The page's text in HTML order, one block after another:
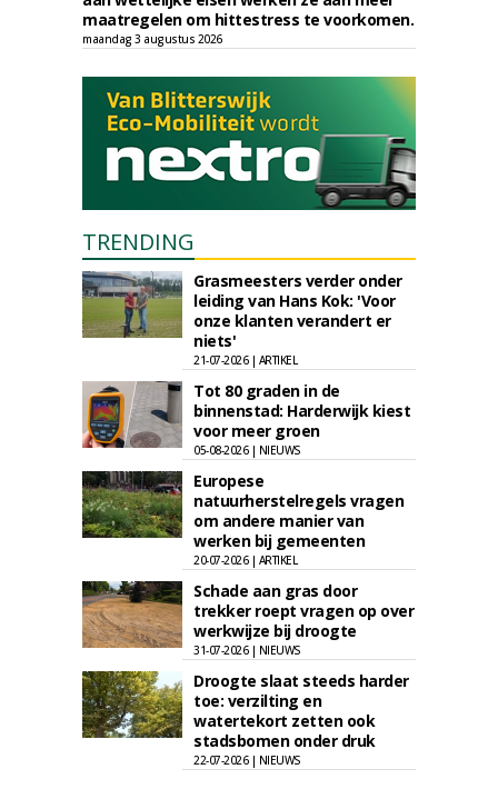
maatregelen om hittestress te voorkomen.
maandag 3 augustus 2026
TRENDING
Grasmeesters verder onder
leiding van Hans Kok: 'Voor
onze klanten verandert er
niets'
21-07-2026 | ARTIKEL
Tot 80 graden in de
binnenstad: Harderwijk kiest
voor meer groen
05-08-2026 | NIEUWS
Europese
natuurherstelregels vragen
om andere manier van
werken bij gemeenten
20-07-2026 | ARTIKEL
Schade aan gras door
trekker roept vragen op over
werkwijze bij droogte
31-07-2026 | NIEUWS
Droogte slaat steeds harder
toe: verzilting en
watertekort zetten ook
stadsbomen onder druk
22-07-2026 | NIEUWS